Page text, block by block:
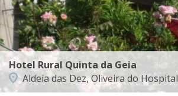
Hotel Rural Quinta da Geia
Aldeia das Dez, Oliveira do Hospital